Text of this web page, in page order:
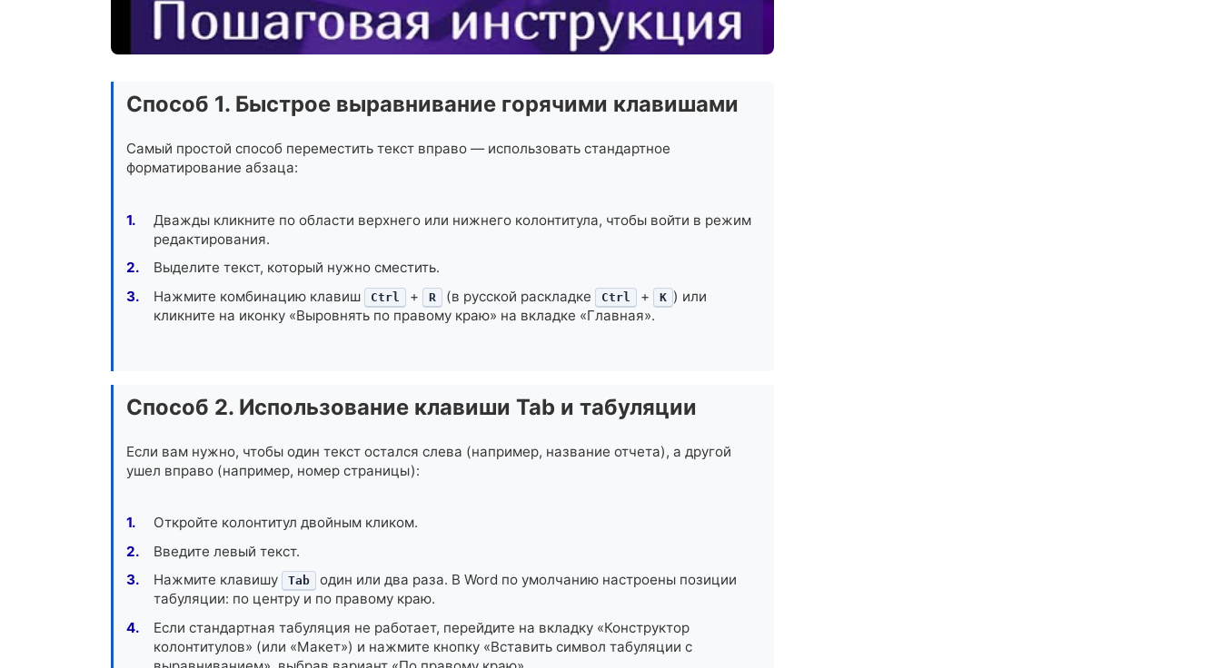
Способ 1. Быстрое выравнивание горячими клавишами
Самый простой способ переместить текст вправо — использовать стандартное
форматирование абзаца:
Дважды кликните по области верхнего или нижнего колонтитула, чтобы войти в режим
редактирования.
Выделите текст, который нужно сместить.
Нажмите комбинацию клавиш
Ctrl + R (в русской раскладке Ctrl + К ) или
кликните на иконку «Выровнять по правому краю» на вкладке «Главная».
Способ 2. Использование клавиши Tab и табуляции
Если вам нужно, чтобы один текст остался слева (например, название отчета), а другой
ушел вправо (например, номер страницы):
Откройте колонтитул двойным кликом.
Введите левый текст.
Нажмите клавишу
Tab
один или два раза. В Word по умолчанию настроены позиции
табуляции: по центру и по правому краю.
Если стандартная табуляция не работает, перейдите на вкладку «Конструктор
колонтитулов» (или «Макет») и нажмите кнопку «Вставить символ табуляции с